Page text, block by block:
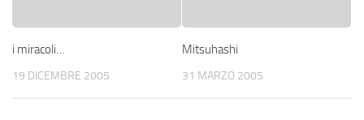
i miracoli…
19 DICEMBRE 2005
Mitsuhashi
31 MARZO 2005